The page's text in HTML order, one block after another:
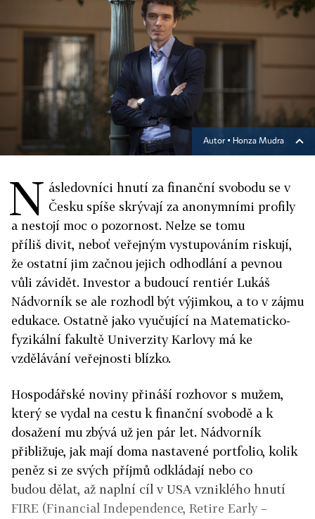
Autor ▪ Honza Mudra
N ásledovníci hnutí za finanční svobodu se v
Česku spíše skrývají za anonymními profily
a nestojí moc o pozornost. Nelze se tomu
příliš divit, neboť veřejným vystupováním riskují,
že ostatní jim začnou jejich odhodlání a pevnou
vůli závidět. Investor a budoucí rentiér Lukáš
Nádvorník se ale rozhodl být výjimkou, a to v zájmu
edukace. Ostatně jako vyučující na Matematicko-
fyzikální fakultě Univerzity Karlovy má ke
vzdělávání veřejnosti blízko.
Hospodářské noviny přináší rozhovor s mužem,
který se vydal na cestu k finanční svobodě a k
dosažení mu zbývá už jen pár let. Nádvorník
přibližuje, jak mají doma nastavené portfolio, kolik
peněz si ze svých příjmů odkládají nebo co
budou dělat, až naplní cíl v USA vzniklého hnutí
FIRE (Financial Independence, Retire Early –